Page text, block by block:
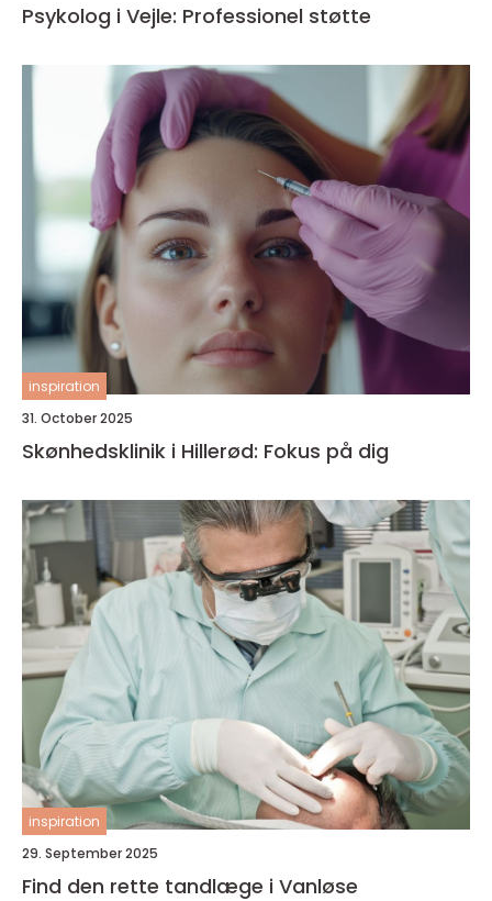
Psykolog i Vejle: Professionel støtte
inspiration
31. October 2025
Skønhedsklinik i Hillerød: Fokus på dig
inspiration
29. September 2025
Find den rette tandlæge i Vanløse